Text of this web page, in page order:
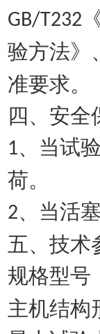
GB/T232
验方法》
准要求。
四、安全
1、当试
荷。
2、当活
五、技术
规格型号
主机结构